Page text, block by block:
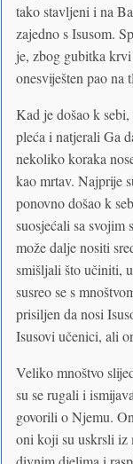
tako stavljeni i na
zajedno s Isusom.
je, zbog gubitka
onesviješten pao na
Kad je došao k
pleća i natjerali Ga
nekoliko koraka
kao mrtav. Najprije
ponovno došao k
suosjećali sa svojim
može dalje nositi
smišljali što učiniti,
susreo se s
prisiljen da nosi
Isusovi učenici, ali
Veliko mnoštvo
su se rugali i
govorili o Njemu.
oni koji su uskrsli iz